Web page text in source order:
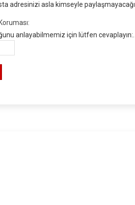
adresinizi asla kimseyle
anlayabilmemiz için lütfen cevaplayın:.